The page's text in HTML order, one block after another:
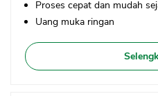
Proses cepat dan mudah
Uang muka ringan